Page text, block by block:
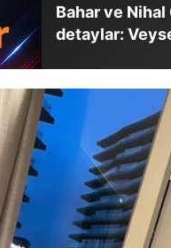
Bahar ve
detaylar: